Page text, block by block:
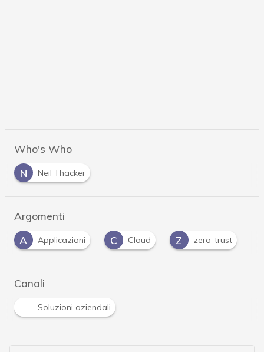
Who's Who
N
Neil Thacker
Argomenti
A
Applicazioni C Cloud Z zero-trust
Canali
Soluzioni aziendali